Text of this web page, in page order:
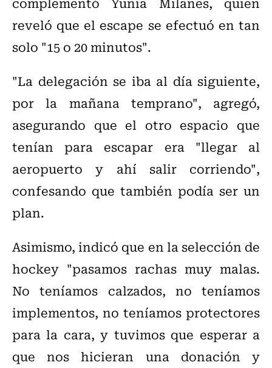
reveló que el escape se efectuó en tan
solo "15 o 20 minutos".
"La delegación se iba al día siguiente,
por la mañana temprano", agregó,
asegurando que el otro espacio que
tenían para escapar era "llegar al
aeropuerto y ahí salir corriendo",
confesando que también podía ser un
plan.
Asimismo, indicó que en la selección de
hockey "pasamos rachas muy malas.
No teníamos calzados, no teníamos
implementos, no teníamos protectores
para la cara, y tuvimos que esperar a
que nos hicieran una donación y